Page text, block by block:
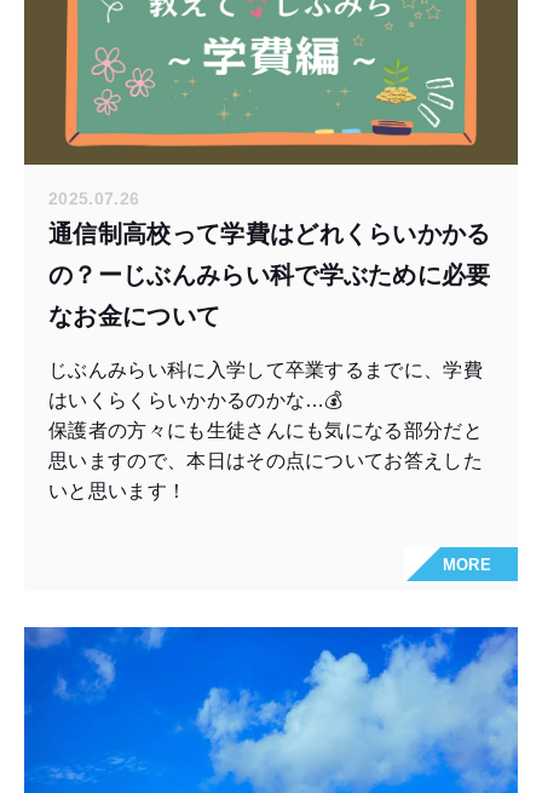
2025.07.26
通信制高校って学費はどれくらいかかる
の？ーじぶんみらい科で学ぶために必要
なお金について
じぶんみらい科に入学して卒業するまでに、学費
はいくらくらいかかるのかな…💰
保護者の方々にも生徒さんにも気になる部分だと
思いますので、本日はその点についてお答えした
いと思います！
MORE